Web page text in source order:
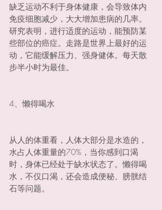
缺乏运动不利于身体健康，会导致体内
免疫细胞减少，大大增加患病的几率。
研究表明，进行适度的运动，能预防某
些部位的癌症。走路是世界上最好的运
动，它能缓解压力、强身健体。每天散
步半小时为最佳。
4、懒得喝水
从人的体重看，人体大部分是水造的，
水占人体重量的70%，当你感到口渴
时，身体已经处于缺水状态了。懒得喝
水，不仅口渴，还会造成便秘、膀胱结
石等问题。